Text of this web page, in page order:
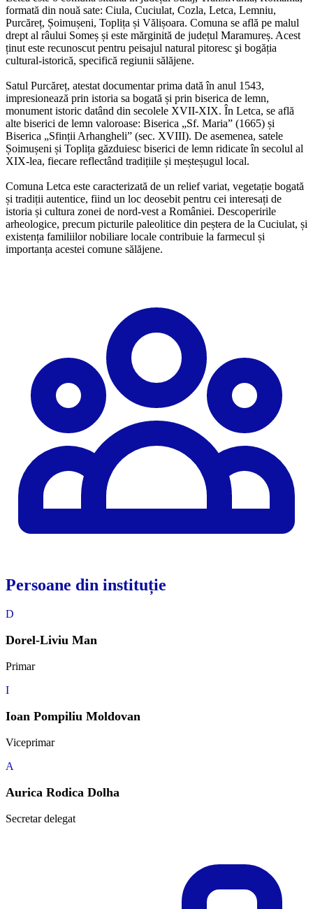
formată din nouă sate: Ciula, Cuciulat, Cozla, Letca, Lemniu,
Purcăreț, Șoimușeni, Toplița și Vălișoara. Comuna se află pe malul
drept al râului Someș și este mărginită de județul Maramureș. Acest
ținut este recunoscut pentru peisajul natural pitoresc şi bogăția
cultural-istorică, specifică regiunii sălăjene.
Satul Purcăreț, atestat documentar prima dată în anul 1543,
impresionează prin istoria sa bogată și prin biserica de lemn,
monument istoric datând din secolele XVII-XIX. În Letca, se află
alte biserici de lemn valoroase: Biserica „Sf. Maria” (1665) și
Biserica „Sfinții Arhangheli” (sec. XVIII). De asemenea, satele
Șoimușeni și Toplița găzduiesc biserici de lemn ridicate în secolul al
XIX-lea, fiecare reflectând tradițiile și meșteșugul local.
Comuna Letca este caracterizată de un relief variat, vegetație bogată
și tradiții autentice, fiind un loc deosebit pentru cei interesați de
istoria și cultura zonei de nord-vest a României. Descoperirile
arheologice, precum picturile paleolitice din peștera de la Cuciulat, și
existența familiilor nobiliare locale contribuie la farmecul și
importanța acestei comune sălăjene.
Persoane din instituție
D
Dorel-Liviu Man
Primar
I
Ioan Pompiliu Moldovan
Viceprimar
A
Aurica Rodica Dolha
Secretar delegat